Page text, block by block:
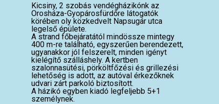
Kicsiny, 2 szobás vendégházikónk az
Orosháza-Gyopárosfürdőre látogatók
körében oly közkedvelt Napsugár utca
legelső épülete.
A strand főbejáratától mindössze mintegy
400 m-re található, egyszerűen berendezett,
ugyanakkor jól felszerelt, minden igényt
kielégítő szálláshely. A kertben
szalonnasütési, pörköltfőzési és grillezési
lehetőség is adott, az autóval érkezőknek
udvari zárt parkoló biztosított.
A házikó egyben kiadó legfeljebb 5+1
személynek.